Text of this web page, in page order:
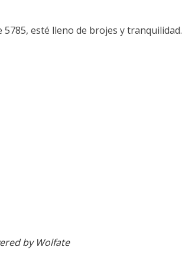
esté lleno de brojes y tranquilidad.
by Wolfate